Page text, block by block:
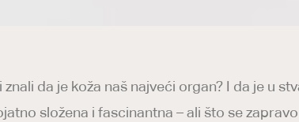
znali da je koža naš najveći organ? I da je u
složena i fascinantna – ali što se